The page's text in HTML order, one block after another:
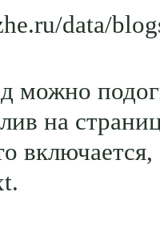
data/
можно
на
включается,